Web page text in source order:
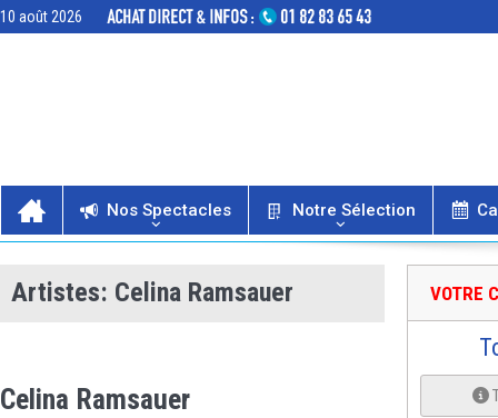
10 août 2026
Nos Spectacles Notre Sélection
Artistes: Celina Ramsauer
Celina Ramsauer
VOTRE